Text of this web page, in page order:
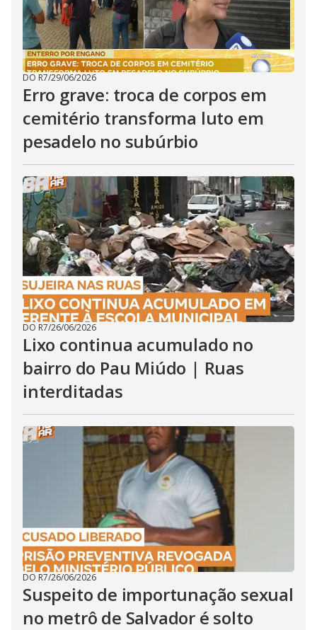
DO R7/29/06/2026
Erro grave: troca de corpos em
cemitério transforma luto em
pesadelo no subúrbio
DO R7/26/06/2026
Lixo continua acumulado no
bairro do Pau Miúdo | Ruas
interditadas
DO R7/26/06/2026
Suspeito de importunação sexual
no metrô de Salvador é solto